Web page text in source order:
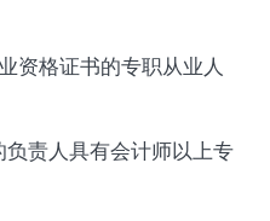
资格证书的专职从业人
责人具有会计师以上专